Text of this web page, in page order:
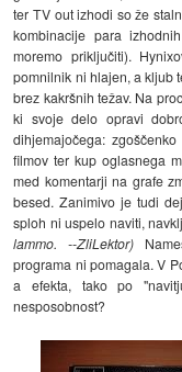
ter TV out izhodi so že
kombinacije para
moremo priključiti).
pomnilnik ni hlajen, a kljub
brez kakršnih težav. Na
ki svoje delo opravi
dihjemajočega:
filmov ter kup oglasnega
med komentarji na grafe
besed. Zanimivo je tudi
sploh ni uspelo naviti,
lammo. --ZliLektor)
programa ni pomagala. V
a efekta, tako po
nesposobnost?